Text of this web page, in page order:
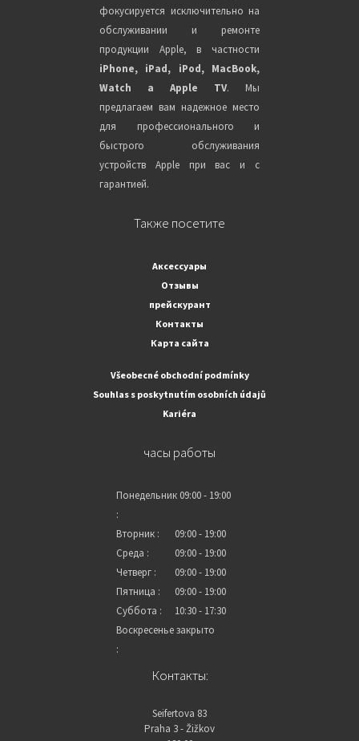
фокусируется исключительно на
обслуживании и ремонте
продукции Apple, в частности
iPhone, iPad, iPod, MacBook,
Watch a Apple TV. Мы
предлагаем вам надежное место
для профессионального и
быстрого обслуживания
устройств Apple при вас и с
гарантией.
Также посетите
Аксессуары
Отзывы
прейскурант
Контакты
Карта сайта
Všeobecné obchodní podmínky
Souhlas s poskytnutím osobních údajů
Kariéra
часы работы
Понедельник
:
09:00 - 19:00
Вторник :
09:00 - 19:00
Среда :
09:00 - 19:00
Четверг :
09:00 - 19:00
Пятница :
09:00 - 19:00
Суббота :
10:30 - 17:30
Воскресенье
:
закрыто
Контакты:
Seifertova 83
Praha 3 - Žižkov